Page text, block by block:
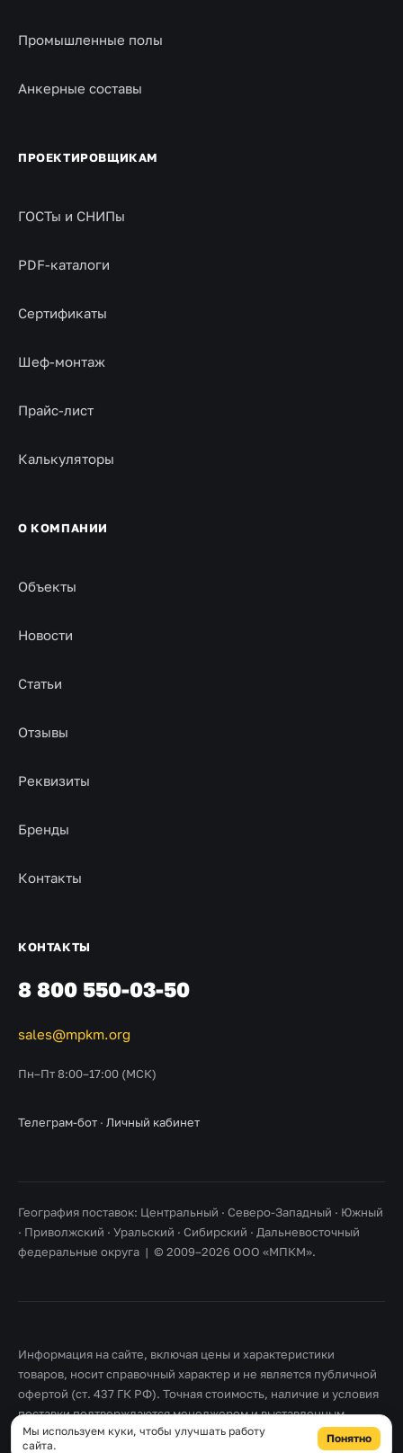
Промышленные полы
Анкерные составы
ПРОЕКТИРОВЩИКАМ
ГОСТы и СНИПы
PDF-каталоги
Сертификаты
Шеф-монтаж
Прайс-лист
Калькуляторы
О КОМПАНИИ
Объекты
Новости
Статьи
Отзывы
Реквизиты
Бренды
Контакты
КОНТАКТЫ
8 800 550-03-50
sales@mpkm.org
Пн–Пт 8:00–17:00 (МСК)
Телеграм-бот · Личный кабинет
География поставок: Центральный · Северо-Западный · Южный
· Приволжский · Уральский · Сибирский · Дальневосточный
федеральные округа | © 2009–2026 ООО «МПКМ».
Информация на сайте, включая цены и характеристики
товаров, носит справочный характер и не является публичной
офертой (ст. 437 ГК РФ). Точная стоимость, наличие и условия
поставки подтверждаются менеджером и выставленным
счетом. Товарные знаки принадлежат их правообладателям.
Мы используем куки, чтобы улучшать работу
сайта.
Понятно